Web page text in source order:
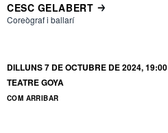
CESC GELABERT
Coreògraf i ballarí
DILLUNS 7 DE OCTUBRE DE 2024, 19:00
TEATRE GOYA
COM ARRIBAR